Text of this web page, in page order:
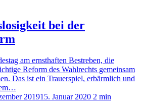
bei der
am ernsthaften Bestreben, die
Reform des Wahlrechts gemeinsam
Das ist ein Trauerspiel, erbärmlich und
201915. Januar 2020 2 min